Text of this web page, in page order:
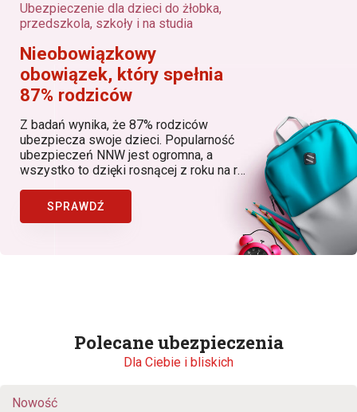
Ubezpieczenie dla dzieci do żłobka,
przedszkola, szkoły i na studia
Nieobowiązkowy
obowiązek, który spełnia
87% rodziców
Z badań wynika, że 87% rodziców
ubezpiecza swoje dzieci. Popularność
ubezpieczeń NNW jest ogromna, a
wszystko to dzięki rosnącej z roku na rok
produktów, w których znaczącą rolę
odgrywa Bezpieczny.pl (Generali Polska)
SPRAWDŹ
Polecane ubezpieczenia
Dla Ciebie i bliskich
Nowość